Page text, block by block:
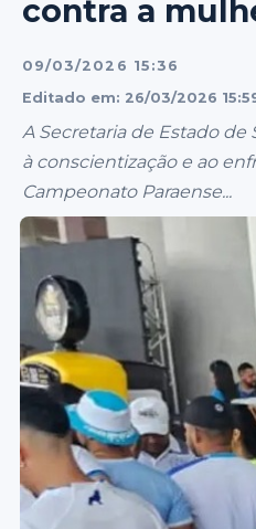
contra a
09/03/2026 15:36
Editado em: 26/03/2026
A Secretaria de Estado de
à conscientização e ao
Campeonato Paraense...